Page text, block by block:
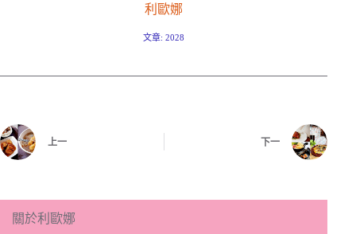
利歐娜
文章: 2028
上一 下一
關於利歐娜